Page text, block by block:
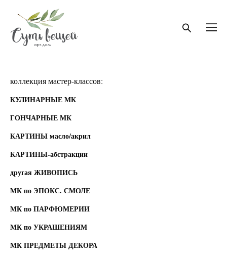
коллекция мастер-классов:
КУЛИНАРНЫЕ МК
ГОНЧАРНЫЕ МК
КАРТИНЫ масло/акрил
КАРТИНЫ-абстракции
другая ЖИВОПИСЬ
МК по ЭПОКС. СМОЛЕ
МК по ПАРФЮМЕРИИ
МК по УКРАШЕНИЯМ
МК ПРЕДМЕТЫ ДЕКОРА